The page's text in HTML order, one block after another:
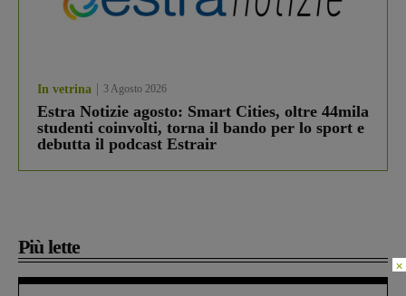
In vetrina 3 Agosto 2026
Estra Notizie agosto: Smart Cities, oltre 44mila
studenti coinvolti, torna il bando per lo sport e
debutta il podcast Estrair
Più lette
×